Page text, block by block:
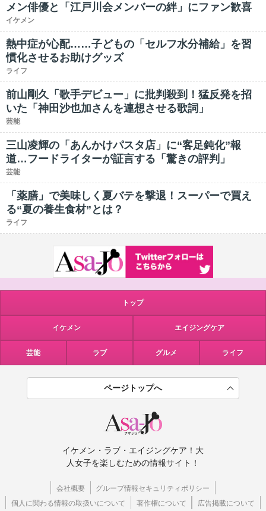
メン俳優と「江戸川会メンバーの絆」にファン歓喜
イケメン
熱中症が心配……子どもの「セルフ水分補給」を習
慣化させるお助けグッズ
ライフ
前山剛久「歌手デビュー」に批判殺到！猛反発を招
いた「神田沙也加さんを連想させる歌詞」
芸能
三山凌輝の「あんかけパスタ店」に“客足鈍化”報
道…フードライターが証言する「驚きの評判」
芸能
「薬膳」で美味しく夏バテを撃退！スーパーで買え
る“夏の養生食材”とは？
ライフ
トップ
イケメン エイジングケア
芸能 ラブ グルメ ライフ
ページトップへ
イケメン・ラブ・エイジングケア！大
人女子を楽しむための情報サイト！
会社概要
グループ情報セキュリティポリシー
個人に関わる情報の取扱いについて
著作権について 広告掲載について